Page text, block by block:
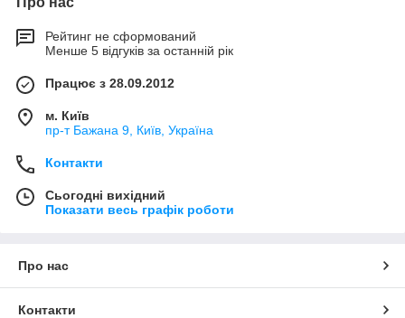
Рейтинг не сформований
Менше 5 відгуків за останній рік
Працює з 28.09.2012
м. Київ
пр-т Бажана 9, Київ, Україна
Контакти
Сьогодні вихідний
Показати весь графік роботи
Про нас
Контакти